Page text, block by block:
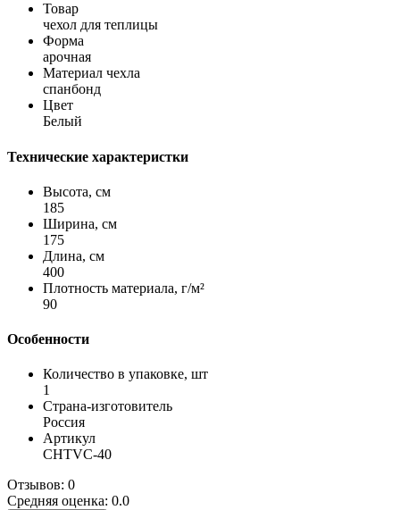
Товар
чехол для теплицы
Форма
арочная
Материал чехла
спанбонд
Цвет
Белый
Технические характеристки
Высота, см
185
Ширина, см
175
Длина, см
400
Плотность материала, г/м²
90
Особенности
Количество в упаковке, шт
1
Страна-изготовитель
Россия
Артикул
CHTVC-40
Отзывов: 0
Средняя оценка: 0.0